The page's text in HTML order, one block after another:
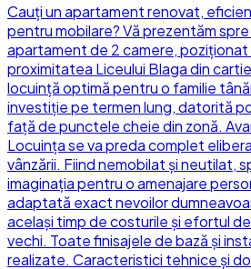
Cauți un apartament renovat,
pentru mobilare? Vă prezentăm spre
apartament de 2 camere,
proximitatea Liceului Blaga din
locuință optimă pentru o familie
investiție pe termen lung, datorită
față de punctele cheie din zonă.
Locuința se va preda complet
vânzării. Fiind nemobilat și neutilat,
imaginația pentru o amenajare
adaptată exact nevoilor
același timp de costurile și efortul
vechi. Toate finisajele de bază și
realizate. Caracteristici tehnice și